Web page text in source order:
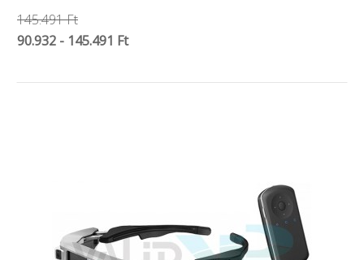
145.491 Ft
90.932 - 145.491 Ft